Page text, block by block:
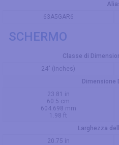
63A5GAR6
SCHERMO
Classe di
24" (inches)
Dimensione
23.81 in
60.5 cm
604.698 mm
1.98 ft
Larghezza
20.75 in